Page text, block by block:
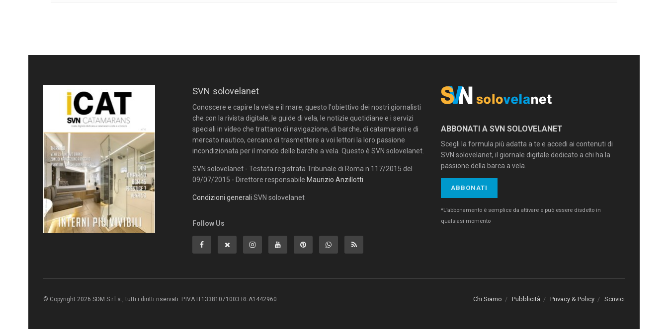
SVN solovelanet
Conoscere e capire la vela e il mare, questo l'obiettivo dei nostri giornalisti
che con la rivista digitale, le guide di vela, le notizie quotidiane e i servizi
speciali in video che trattano di navigazione, di barche, di catamarani e di
mercato nautico, cercano di trasmettere a voi lettori la loro passione
incondizionata per il mondo delle barche a vela. Questo è SVN solovelanet.
SVN solovelanet - Testata registrata Tribunale di Roma n.117/2015 del
09/07/2015 - Direttore responsabile Maurizio Anzillotti
Condizioni generali SVN solovelanet
Follow Us
ABBONATI A SVN SOLOVELANET
Scegli la formula più adatta a te e accedi ai contenuti di
SVN solovelanet, il giornale digitale dedicato a chi ha la
passione della barca a vela.
ABBONATI
*L’abbonamento è semplice da attivare e può essere disdetto in
qualsiasi momento
Chi Siamo Pubblicità Privacy & Policy Scrivici
© Copyright 2026 SDM S.r.l.s., tutti i diritti riservati. P.IVA IT13381071003 REA1442960